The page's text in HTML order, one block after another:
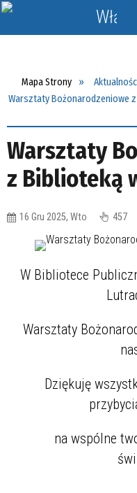
Mapa Strony
Warsztaty Bożonarodzeniowe
Warsztaty
z Biblioteką
16 Gru 2025, Wto 457
W Bibliotece
Warsztaty
Dziękuję
na wspólne
Włącz